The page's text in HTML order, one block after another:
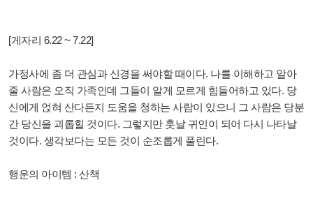
[게자리 6.22 ~ 7.22]
가정사에 좀 더 관심과 신경을 써야할 때이다. 나를 이해하고 알아
줄 사람은 오직 가족인데 그들이 알게 모르게 힘들어하고 있다. 당
신에게 얹혀 산다든지 도움을 청하는 사람이 있으니 그 사람은 당분
간 당신을 괴롭힐 것이다. 그렇지만 훗날 귀인이 되어 다시 나타날
것이다. 생각보다는 모든 것이 순조롭게 풀린다.
행운의 아이템 : 산책